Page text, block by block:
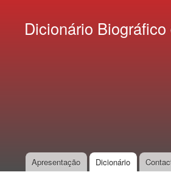
Dicionário
Main menu
Apresentação Dicionário